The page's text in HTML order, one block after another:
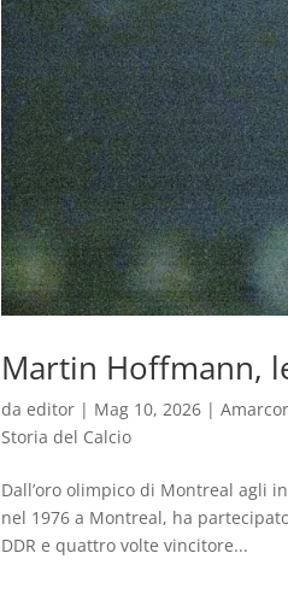
Martin Hoffmann,
daeditor | Mag 10, 2026 |
Storia del Calcio
Dall’oro olimpico di Montreal agli
nel 1976 a Montreal, ha
DDR e quattro volte vincitore...